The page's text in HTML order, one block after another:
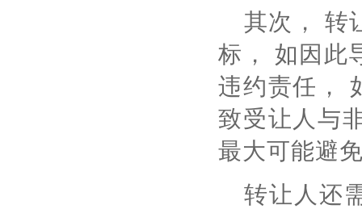
其次， 转
标， 如因此
违约责任，
致受让人与
最大可能避
转让人还